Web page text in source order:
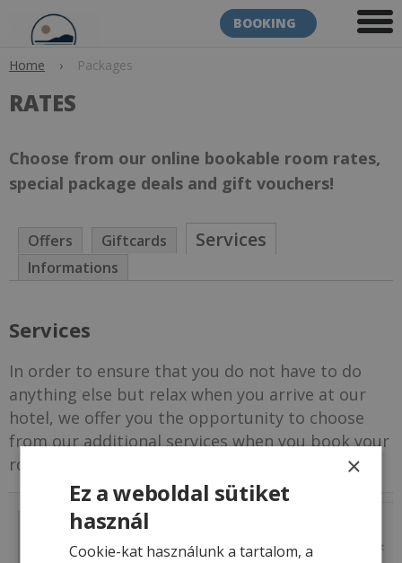
BOOKING
Home › Packages
RATES
Choose from our online bookable room rates,
special package deals and gift vouchers!
Offers Giftcards Services
Informations
Services
In order to ensure that you do not have to do
anything else but relax when you arrive at our
hotel, we offer you the opportunity to choose
from our additional services when you book your
room.
Pet fees
pets, max. up to 10 kg.
/piece/night
×
Ez a weboldal sütiket
használ
Cookie-kat használunk a tartalom, a